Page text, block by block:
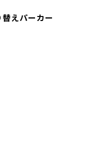
替えパーカー